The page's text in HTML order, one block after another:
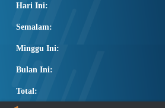
Hari Ini:
Semalam:
Minggu Ini:
Bulan Ini:
Total: